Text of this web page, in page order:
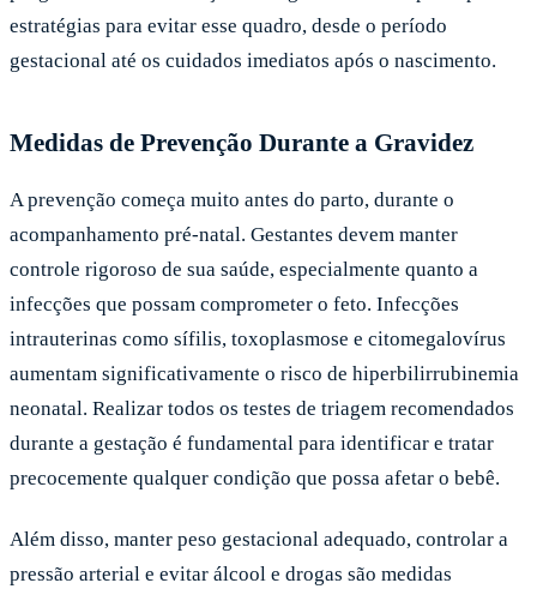
estratégias para evitar esse quadro, desde o período
gestacional até os cuidados imediatos após o nascimento.
Medidas de Prevenção Durante a Gravidez
A prevenção começa muito antes do parto, durante o
acompanhamento pré-natal. Gestantes devem manter
controle rigoroso de sua saúde, especialmente quanto a
infecções que possam comprometer o feto. Infecções
intrauterinas como sífilis, toxoplasmose e citomegalovírus
aumentam significativamente o risco de hiperbilirrubinemia
neonatal. Realizar todos os testes de triagem recomendados
durante a gestação é fundamental para identificar e tratar
precocemente qualquer condição que possa afetar o bebê.
Além disso, manter peso gestacional adequado, controlar a
pressão arterial e evitar álcool e drogas são medidas